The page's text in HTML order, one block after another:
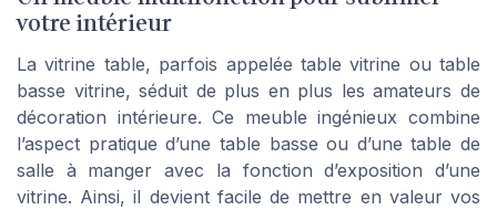
votre intérieur
La vitrine table, parfois appelée table vitrine ou table
basse vitrine, séduit de plus en plus les amateurs de
décoration intérieure. Ce meuble ingénieux combine
l’aspect pratique d’une table basse ou d’une table de
salle à manger avec la fonction d’exposition d’une
vitrine. Ainsi, il devient facile de mettre en valeur vos